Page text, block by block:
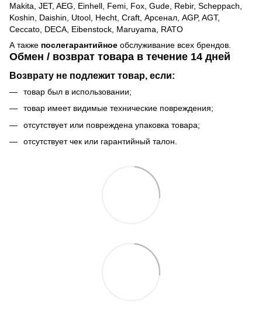
Makita, JET, AEG, Einhell, Femi, Fox, Gude, Rebir, Scheppach,
Koshin, Daishin, Utool, Hecht, Craft, Арсенал, AGP, AGT,
Ceccato, DECA, Eibenstock, Maruyama, RATO
А также послегарантийное обслуживание всех брендов.
Обмен / возврат товара в течение 14 дней
Возврату не подлежит товар, если:
товар был в использовании;
товар имеет видимые технические повреждения;
отсутствует или повреждена упаковка товара;
отсутствует чек или гарантийный талон.